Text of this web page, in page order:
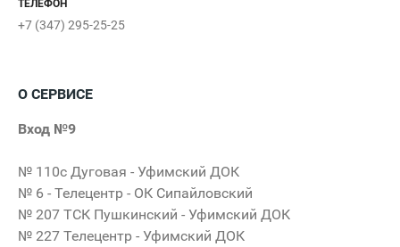
ТЕЛЕФОН
+7 (347) 295-25-25
О СЕРВИСЕ
Вход №9
№ 110с Дуговая - Уфимский ДОК
№ 6 - Телецентр - ОК Сипайловский
№ 207 ТСК Пушкинский - Уфимский ДОК
№ 227 Телецентр - Уфимский ДОК